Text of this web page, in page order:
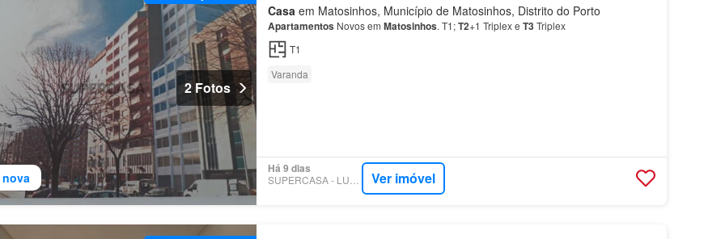
2 Fotos
Casa em Matosinhos, Município de Matosinhos, Distrito do Porto
Apartamentos Novos em Matosinhos. T1;T2+1 Triplex e T3Triplex
T1
Varanda
Há 9 dias
Ver imóvel